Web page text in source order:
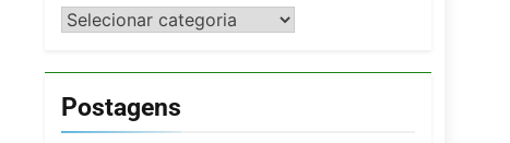
Categorias
Postagens